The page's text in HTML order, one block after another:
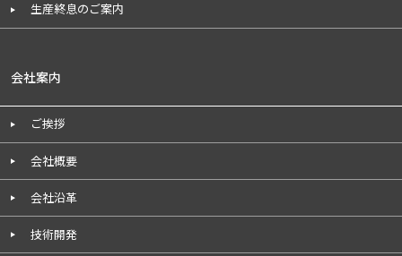
生産終息のご案内
会社案内
ご挨拶
会社概要
会社沿革
技術開発